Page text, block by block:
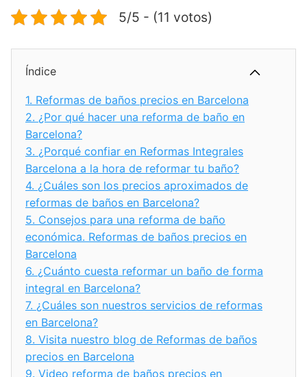
5/5 - (11 votos)
Índice
1. Reformas de baños precios en Barcelona
2. ¿Por qué hacer una reforma de baño en
Barcelona?
3. ¿Porqué confiar en Reformas Integrales
Barcelona a la hora de reformar tu baño?
4. ¿Cuáles son los precios aproximados de
reformas de baños en Barcelona?
5. Consejos para una reforma de baño
económica. Reformas de baños precios en
Barcelona
6. ¿Cuánto cuesta reformar un baño de forma
integral en Barcelona?
7. ¿Cuáles son nuestros servicios de reformas
en Barcelona?
8. Visita nuestro blog de Reformas de baños
precios en Barcelona
9. Video reforma de baños precios en